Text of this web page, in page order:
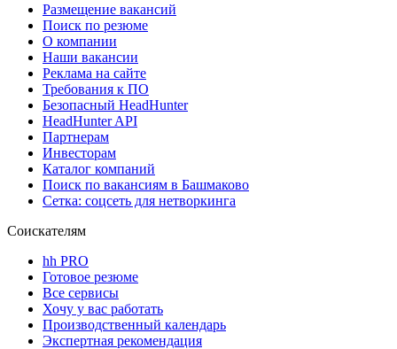
Размещение вакансий
Поиск по резюме
О компании
Наши вакансии
Реклама на сайте
Требования к ПО
Безопасный HeadHunter
HeadHunter API
Партнерам
Инвесторам
Каталог компаний
Поиск по вакансиям в Башмаково
Сетка: соцсеть для нетворкинга
Соискателям
hh PRO
Готовое резюме
Все сервисы
Хочу у вас работать
Производственный календарь
Экспертная рекомендация